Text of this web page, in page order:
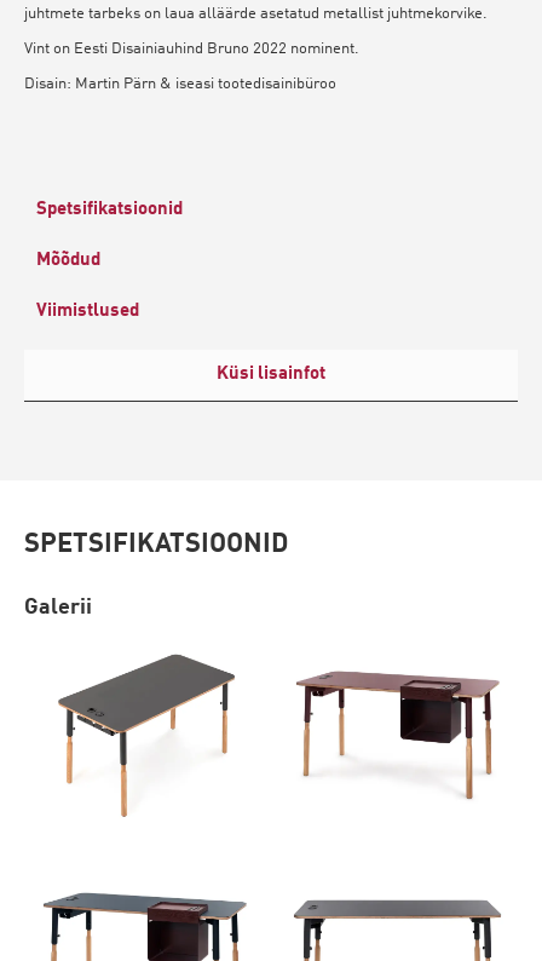
juhtmete tarbeks on laua alläärde asetatud metallist juhtmekorvike.
Vint on Eesti Disainiauhind Bruno 2022 nominent.
Disain: Martin Pärn & iseasi tootedisainibüroo
Spetsifikatsioonid
Mõõdud
Viimistlused
Küsi lisainfot
SPETSIFIKATSIOONID
Galerii